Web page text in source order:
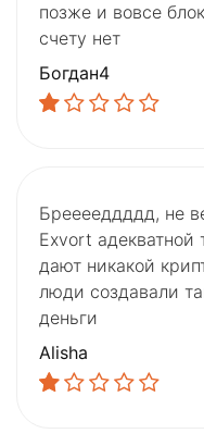
позже и вовсе
счету нет
Богдан4
Брееееддддд, не
Exvort адекватной
дают никакой
люди создавали
деньги
Alisha